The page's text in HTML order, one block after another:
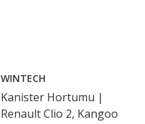
WINTECH
Kanister Hortumu |
Renault Clio 2, Kangoo